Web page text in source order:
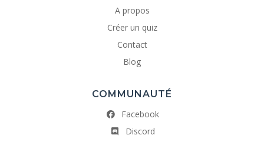
A propos
Créer un quiz
Contact
Blog
COMMUNAUTÉ
Facebook
Discord